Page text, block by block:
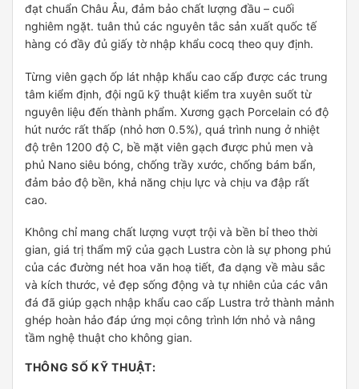
đạt chuẩn Châu Âu, đảm bảo chất lượng đầu – cuối
nghiêm ngặt. tuân thủ các nguyên tắc sản xuất quốc tế
hàng có đầy đủ giấy tờ nhập khẩu cocq theo quy định.
Từng viên gạch ốp lát nhập khẩu cao cấp được các trung
tâm kiểm định, đội ngũ kỹ thuật kiểm tra xuyên suốt từ
nguyên liệu đến thành phẩm. Xương gạch Porcelain có độ
hút nước rất thấp (nhỏ hơn 0.5%), quá trình nung ở nhiệt
độ trên 1200 độ C, bề mặt viên gạch được phủ men và
phủ Nano siêu bóng, chống trầy xước, chống bám bẩn,
đảm bảo độ bền, khả năng chịu lực và chịu va đập rất
cao.
Không chỉ mang chất lượng vượt trội và bền bỉ theo thời
gian, giá trị thẩm mỹ của gạch Lustra còn là sự phong phú
của các đường nét hoa văn hoạ tiết, đa dạng về màu sắc
và kích thước, vẻ đẹp sống động và tự nhiên của các vân
đá đã giúp gạch nhập khẩu cao cấp Lustra trở thành mảnh
ghép hoàn hảo đáp ứng mọi công trình lớn nhỏ và nâng
tầm nghệ thuật cho không gian.
THÔNG SỐ KỸ THUẬT: